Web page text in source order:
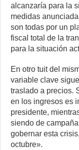
alcanzaría para la
medidas
son todas por un
fiscal total de la
para la situación
En otro tuit del
variable clave
traslado a precios.
en los ingresos es
presidente,
siendo de
gobernar esta
octubre».